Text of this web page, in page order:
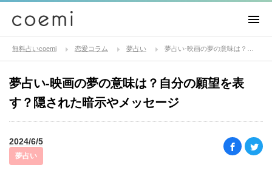
無料占いcoemi 恋愛コラム 夢占い
夢占い-映画の夢の意味は？自分の願望を表
す？隠された暗示やメッセージ
2024/6/5
夢占い